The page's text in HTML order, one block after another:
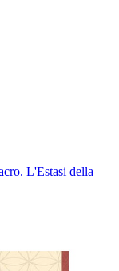
L'Estasi della